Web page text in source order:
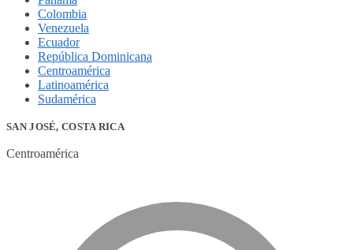
Colombia
Venezuela
Ecuador
República Dominicana
Centroamérica
Latinoamérica
Sudamérica
SAN JOSÉ, COSTA RICA
Centroamérica